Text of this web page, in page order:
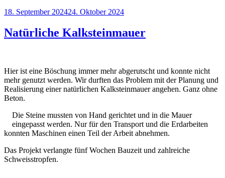
Veröffentlicht
18. September 202424. Oktober 2024
Natürliche Kalksteinmauer
Hier ist eine Böschung immer mehr abgerutscht und konnte nicht
mehr genutzt werden. Wir durften das Problem mit der Planung und
Realisierung einer natürlichen Kalksteinmauer angehen. Ganz ohne
Beton.
Die Steine mussten von Hand gerichtet und in die Mauer
eingepasst werden. Nur für den Transport und die Erdarbeiten
konnten Maschinen einen Teil der Arbeit abnehmen.
Das Projekt verlangte fünf Wochen Bauzeit und zahlreiche
Schweisstropfen.